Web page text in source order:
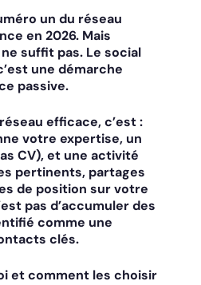
un du réseau
en 2026. Mais
suffit pas. Le social
une démarche
passive.
efficace, c’est :
votre expertise, un
CV), et une activité
pertinents, partages
de position sur votre
pas d’accumuler des
comme une
clés.
et comment les choisir